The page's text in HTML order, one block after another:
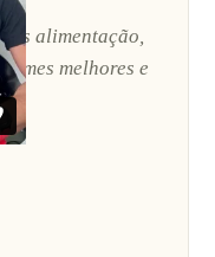
alimentação,
melhores e